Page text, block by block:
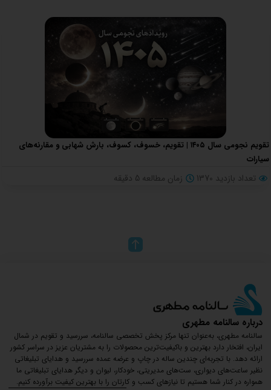
تقویم نجومی سال ۱۴۰۵ | تقویم، خسوف، کسوف، بارش شهابی و مقارنه‌های
سیارات
تعداد بازدید 1370 زمان مطالعه 5 دقیقه
درباره سالنامه مطهری
سالنامه مطهری، به‌عنوان تنها مرکز پخش تخصصی سالنامه، سررسید و تقویم در شمال
ایران، افتخار دارد بهترین و باکیفیت‌ترین محصولات را به مشتریان عزیز در سراسر کشور
ارائه دهد. با تجربه‌ای چندین ساله در چاپ و عرضه عمده سررسید و هدایای تبلیغاتی
نظیر ساعت‌های دیواری، ست‌های مدیریتی، خودکار، لیوان و دیگر هدایای تبلیغاتی ما
همواره در کنار شما هستیم تا نیازهای کسب و کارتان را با بهترین کیفیت برآورده کنیم.